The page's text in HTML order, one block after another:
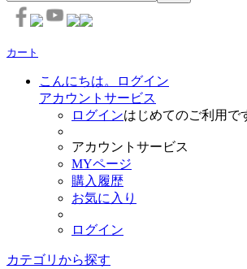
カート
こんにちは。ログイン
アカウントサービス
ログインはじめてのご利用で
アカウントサービス
MYページ
購入履歴
お気に入り
ログイン
カテゴリから探す